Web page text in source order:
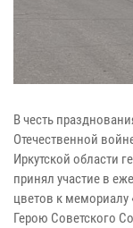
В честь
Отечественной
Иркутской области
принял участие в
цветов к
Герою Советского